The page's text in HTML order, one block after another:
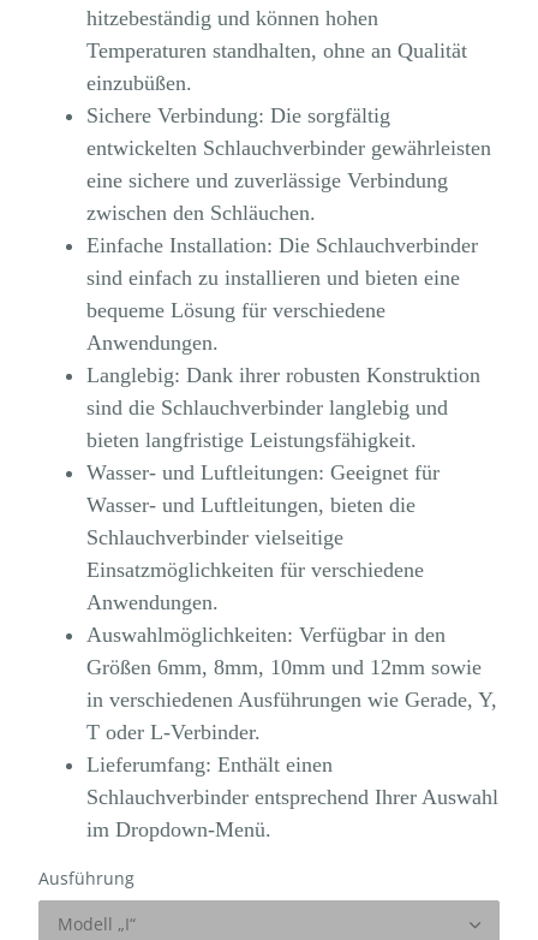
hitzebeständig und können hohen
Temperaturen standhalten, ohne an Qualität
einzubüßen.
Sichere Verbindung: Die sorgfältig
entwickelten Schlauchverbinder gewährleisten
eine sichere und zuverlässige Verbindung
zwischen den Schläuchen.
Einfache Installation: Die Schlauchverbinder
sind einfach zu installieren und bieten eine
bequeme Lösung für verschiedene
Anwendungen.
Langlebig: Dank ihrer robusten Konstruktion
sind die Schlauchverbinder langlebig und
bieten langfristige Leistungsfähigkeit.
Wasser- und Luftleitungen: Geeignet für
Wasser- und Luftleitungen, bieten die
Schlauchverbinder vielseitige
Einsatzmöglichkeiten für verschiedene
Anwendungen.
Auswahlmöglichkeiten: Verfügbar in den
Größen 6mm, 8mm, 10mm und 12mm sowie
in verschiedenen Ausführungen wie Gerade, Y,
T oder L-Verbinder.
Lieferumfang: Enthält einen
Schlauchverbinder entsprechend Ihrer Auswahl
im Dropdown-Menü.
Ausführung
Modell „I“